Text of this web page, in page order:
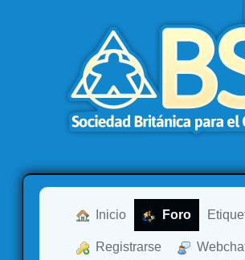
Inicio Foro
Registrarse